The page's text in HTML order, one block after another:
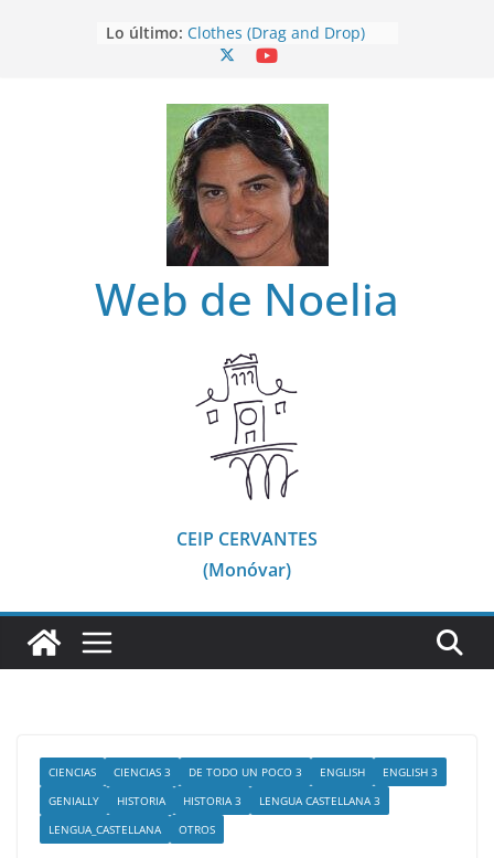
Lo último: Clothes (Drag and Drop)
Clothes
Clothes (Spot it)
Clothes (Listen and choose)
Web de Noelia
CEIP CERVANTES
(Monóvar)
CIENCIAS CIENCIAS 3 DE TODO UN POCO 3 ENGLISH
ENGLISH 3
GENIALLY
HISTORIA HISTORIA 3
LENGUA CASTELLANA 3
LENGUA_CASTELLANA
OTROS